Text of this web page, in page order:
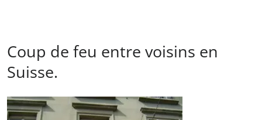
Coup de feu entre voisins en
Suisse.